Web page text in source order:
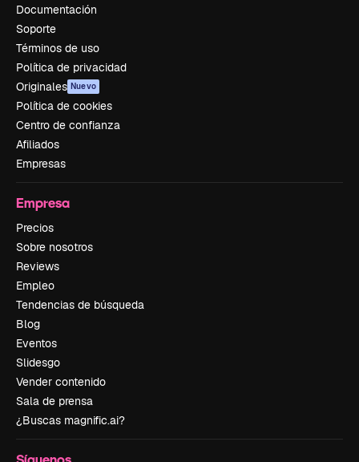
Documentación
Soporte
Términos de uso
Política de privacidad
Originales Nuevo
Política de cookies
Centro de confianza
Afiliados
Empresas
Empresa
Precios
Sobre nosotros
Reviews
Empleo
Tendencias de búsqueda
Blog
Eventos
Slidesgo
Vender contenido
Sala de prensa
¿Buscas magnific.ai?